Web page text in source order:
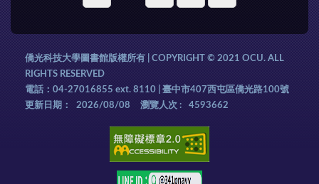
僑光科技大學圖書館版權所有 | COPYRIGHT © 2021 OCU. ALL
RIGHTS RESERVED
電話：04-27016855 ext. 8110 | 臺中市407西屯區僑光路100號
更新日期：
2026/08/08 瀏覽人次 : 4593662